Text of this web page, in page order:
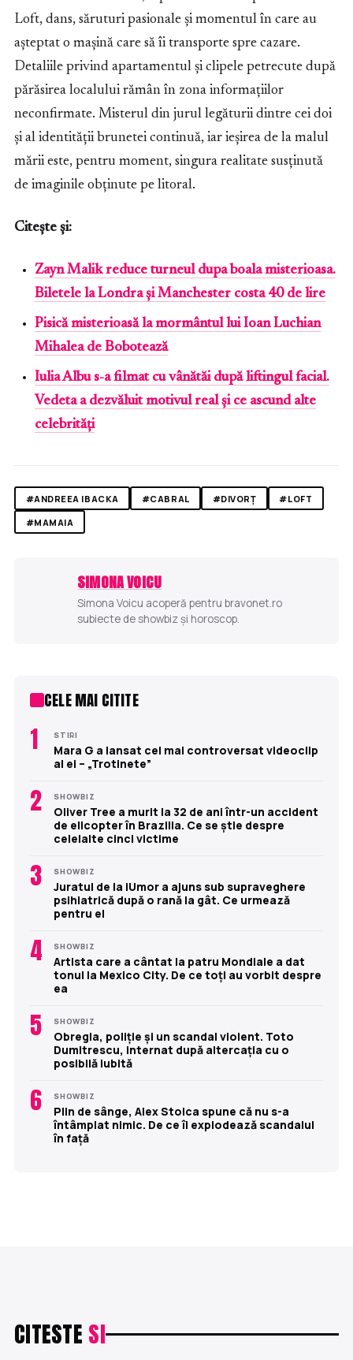
Loft, dans, săruturi pasionale și momentul în care au
așteptat o mașină care să îi transporte spre cazare.
Detaliile privind apartamentul și clipele petrecute după
părăsirea localului rămân în zona informațiilor
neconfirmate. Misterul din jurul legăturii dintre cei doi
și al identității brunetei continuă, iar ieșirea de la malul
mării este, pentru moment, singura realitate susținută
de imaginile obținute pe litoral.
Citește și:
Zayn Malik reduce turneul dupa boala misterioasa.
Biletele la Londra și Manchester costa 40 de lire
Pisică misterioasă la mormântul lui Ioan Luchian
Mihalea de Bobotează
Iulia Albu s-a filmat cu vânătăi după liftingul facial.
Vedeta a dezvăluit motivul real și ce ascund alte
celebrități
#ANDREEA IBACKA #CABRAL #DIVORȚ
#LOFT
#MAMAIA
SIMONA VOICU
Simona Voicu acoperă pentru bravonet.ro
subiecte de showbiz și horoscop.
CELE MAI CITITE
1 STIRI
Mara G a lansat cel mai controversat videoclip
al ei – „Trotinete”
2 SHOWBIZ
Oliver Tree a murit la 32 de ani într-un accident
de elicopter în Brazilia. Ce se știe despre
celelalte cinci victime
3 SHOWBIZ
Juratul de la iUmor a ajuns sub supraveghere
psihiatrică după o rană la gât. Ce urmează
pentru el
4 SHOWBIZ
Artista care a cântat la patru Mondiale a dat
tonul la Mexico City. De ce toți au vorbit despre
ea
5 SHOWBIZ
Obregia, poliție și un scandal violent. Toto
Dumitrescu, internat după altercația cu o
posibilă iubită
6 SHOWBIZ
Plin de sânge, Alex Stoica spune că nu s-a
întâmplat nimic. De ce îi explodează scandalul
în față
CITESTE SI